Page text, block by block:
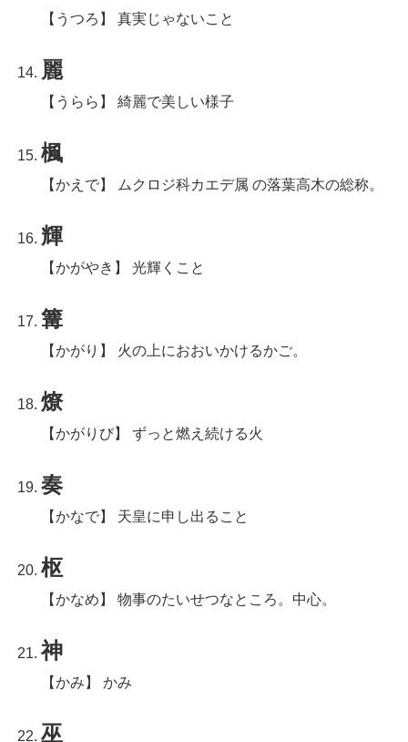
【うつろ】 真実じゃないこと
麗
【うらら】 綺麗で美しい様子
楓
【かえで】 ムクロジ科カエデ属 の落葉高木の総称。
輝
【かがやき】 光輝くこと
篝
【かがり】 火の上におおいかけるかご。
燎
【かがりび】 ずっと燃え続ける火
奏
【かなで】 天皇に申し出ること
枢
【かなめ】 物事のたいせつなところ。中心。
神
【かみ】 かみ
巫